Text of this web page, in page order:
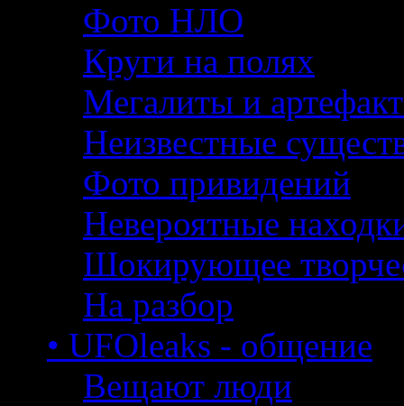
Фото НЛО
Круги на полях
Мегалиты и
Неизвестные
Фото привидений
Невероятные
Шокирующее
На разбор
• UFOleaks - общение
Вещают люди